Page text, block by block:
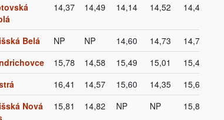
14,37 14,49 14,14 14,52 14,49
Belá NP NP 14,60 14,73
14,73
15,78 14,58 15,49 15,01
15,49
16,41 14,57 15,60 14,35
15,60
Nová
15,81 14,82 NP NP 15,81